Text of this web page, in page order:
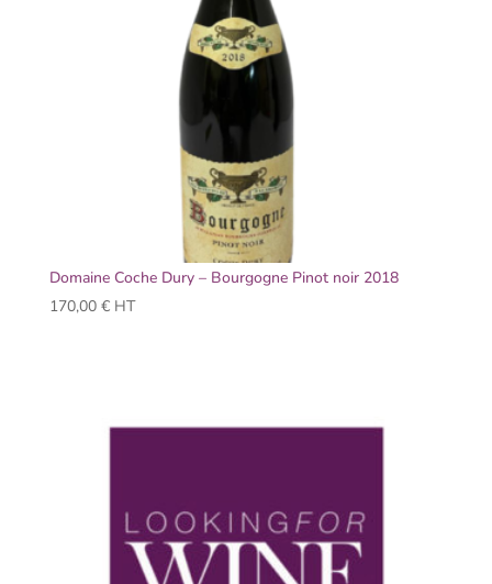
Domaine Coche Dury – Bourgogne Pinot noir 2018
170,00 € HT